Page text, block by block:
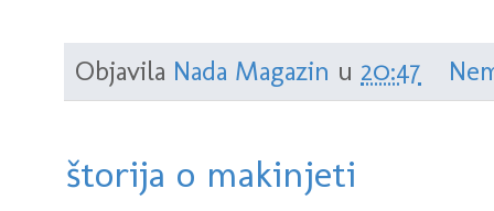
Objavila Nada Magazin u 20:47
štorija o makinjeti